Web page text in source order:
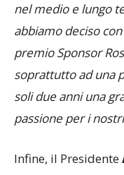
programmare tutte
nel medio e lungo
abbiamo deciso con
premio Sponsor
soprattutto ad una
soli due anni una